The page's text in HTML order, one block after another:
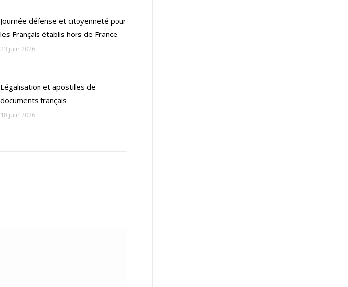
Journée défense et citoyenneté pour
les Français établis hors de France
23 juin 2026
Légalisation et apostilles de
documents français
18 juin 2026